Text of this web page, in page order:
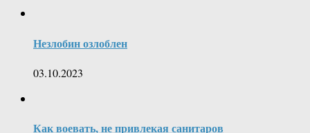
Незлобин озлоблен
03.10.2023
Как воевать, не привлекая санитаров